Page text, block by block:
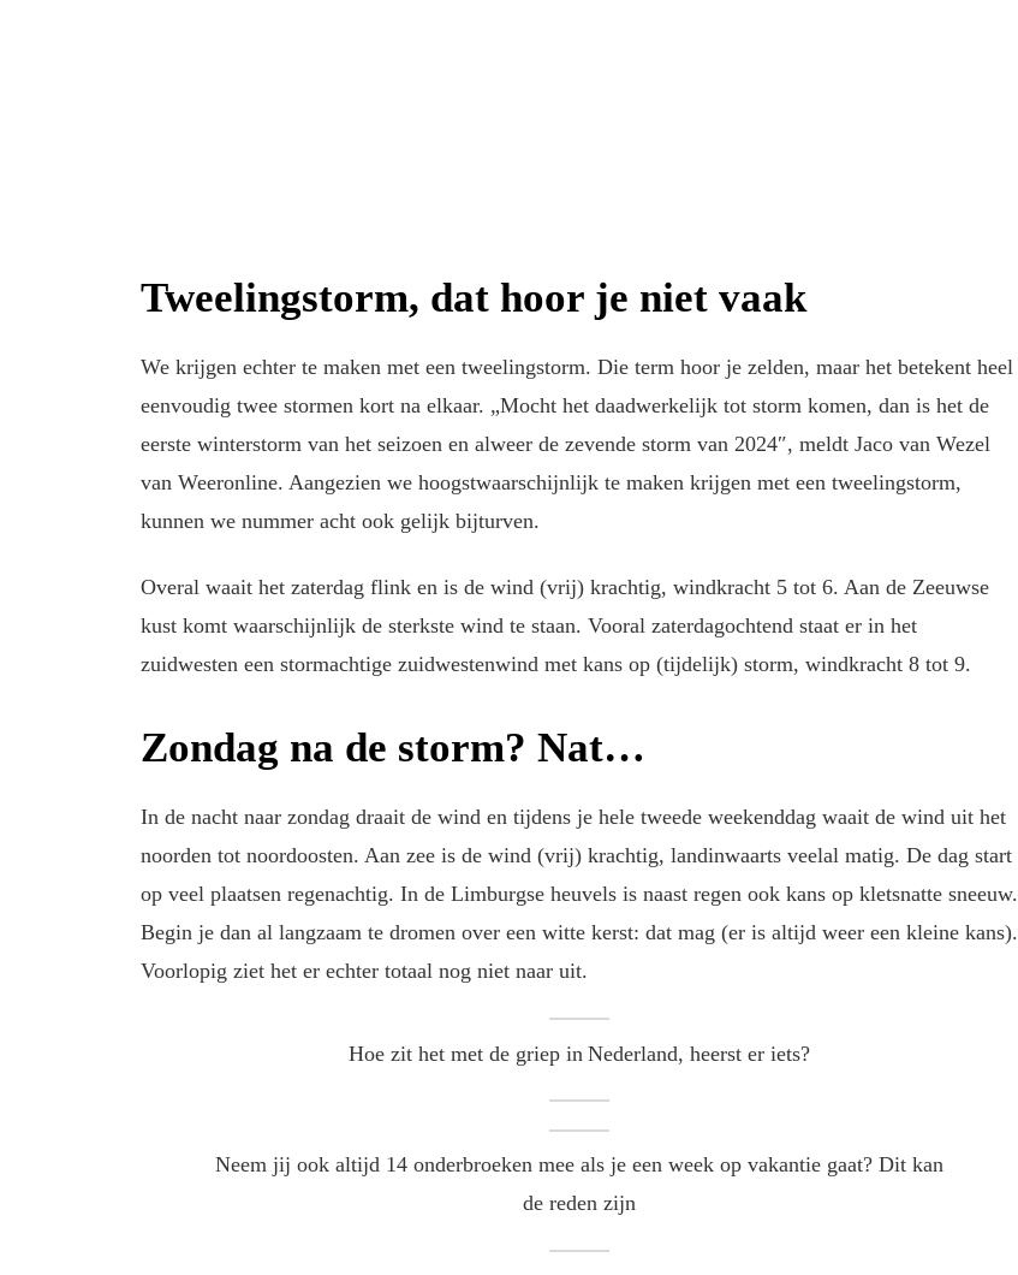
Tweelingstorm, dat hoor je niet vaak
We krijgen echter te maken met een tweelingstorm. Die term hoor je zelden, maar het betekent heel
eenvoudig twee stormen kort na elkaar. „Mocht het daadwerkelijk tot storm komen, dan is het de
eerste winterstorm van het seizoen en alweer de zevende storm van 2024″, meldt Jaco van Wezel
van Weeronline. Aangezien we hoogstwaarschijnlijk te maken krijgen met een tweelingstorm,
kunnen we nummer acht ook gelijk bijturven.
Overal waait het zaterdag flink en is de wind (vrij) krachtig, windkracht 5 tot 6. Aan de Zeeuwse
kust komt waarschijnlijk de sterkste wind te staan. Vooral zaterdagochtend staat er in het
zuidwesten een stormachtige zuidwestenwind met kans op (tijdelijk) storm, windkracht 8 tot 9.
Zondag na de storm? Nat…
In de nacht naar zondag draait de wind en tijdens je hele tweede weekenddag waait de wind uit het
noorden tot noordoosten. Aan zee is de wind (vrij) krachtig, landinwaarts veelal matig. De dag start
op veel plaatsen regenachtig. In de Limburgse heuvels is naast regen ook kans op kletsnatte sneeuw.
Begin je dan al langzaam te dromen over een witte kerst: dat mag (er is altijd weer een kleine kans).
Voorlopig ziet het er echter totaal nog niet naar uit.
Hoe zit het met de griep in Nederland, heerst er iets?
Neem jij ook altijd 14 onderbroeken mee als je een week op vakantie gaat? Dit kan
de reden zijn